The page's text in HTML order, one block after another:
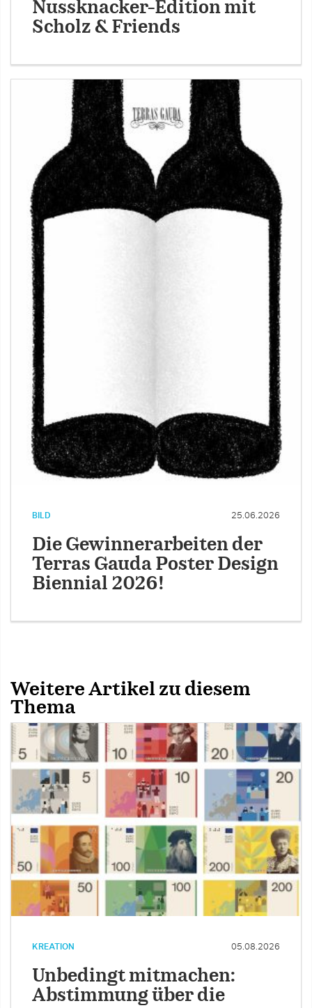
Nussknacker-Edition mit
Scholz & Friends
BILD 25.06.2026
Die Gewinnerarbeiten der
Terras Gauda Poster Design
Biennial 2026!
Weitere Artikel zu diesem
Thema
KREATION 05.08.2026
Unbedingt mitmachen:
Abstimmung über die